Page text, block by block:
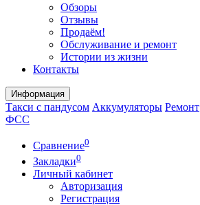
Обзоры
Отзывы
Продаём!
Обслуживание и ремонт
Истории из жизни
Контакты
Информация
Такси с пандусом Аккумуляторы Ремонт
ФСС
Сравнение0
Закладки0
Личный кабинет
Авторизация
Регистрация